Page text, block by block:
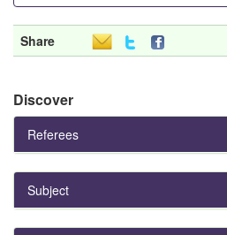
Share
Discover
Referees
Subject